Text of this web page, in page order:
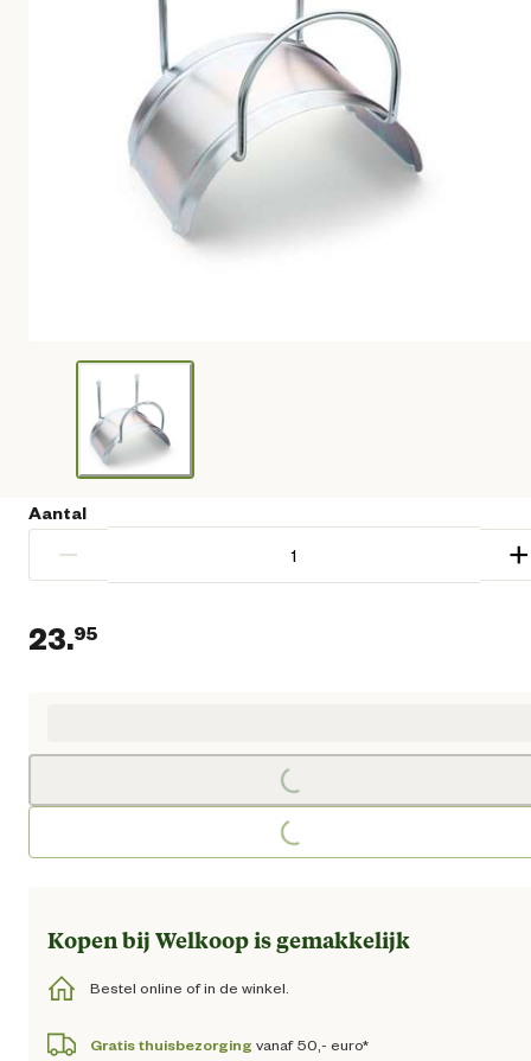
Aantal
− +
23.95
Loading...
Loading...
Kopen bij Welkoop is gemakkelijk
Bestel online of in de winkel.
Gratis thuisbezorging vanaf 50,- euro*